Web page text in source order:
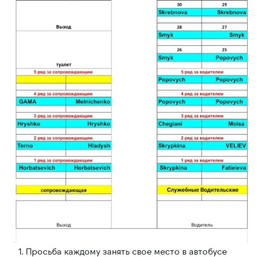
Просьба каждому занять свое место в автобусе
Услуги:
Туры по месяцам
О нас
Информация:
Важная информация
Скидки
Адреса выезда